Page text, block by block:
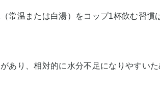
常温または白湯）をコップ1杯飲む習慣
あり、相対的に水分不足になりやすい